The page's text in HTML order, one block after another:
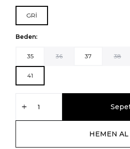
GRİ
Beden:
35 36 37 38
41
HEMEN AL